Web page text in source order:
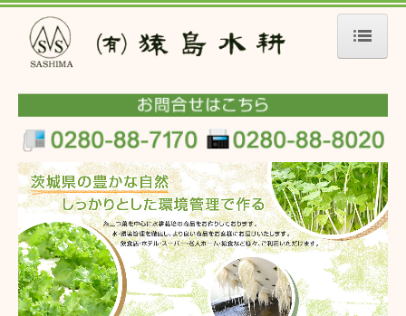
会社概要
取り扱い商品
水耕栽培のこだわり
契約栽培
採用情報